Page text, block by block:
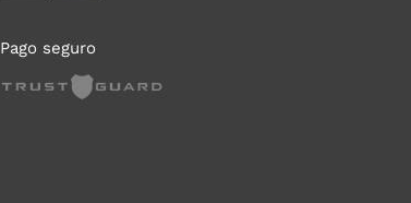
Pago seguro